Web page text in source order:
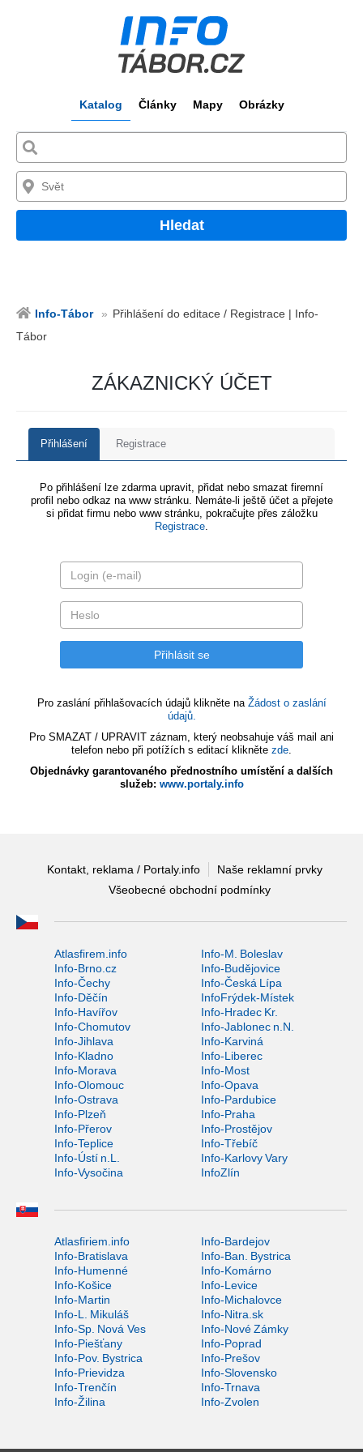
Katalog Články Mapy Obrázky
Hledat
Info-Tábor
Přihlášení do editace / Registrace | Info-
Tábor
ZÁKAZNICKÝ ÚČET
Přihlášení Registrace
Po přihlášení lze zdarma upravit, přidat nebo smazat firemní
profil nebo odkaz na www stránku. Nemáte-li ještě účet a přejete
si přidat firmu nebo www stránku, pokračujte přes záložku
Registrace.
Pro zaslání přihlašovacích údajů klikněte na Žádost o zaslání
údajů.
Pro SMAZAT / UPRAVIT záznam, který neobsahuje váš mail ani
telefon nebo při potížích s editací klikněte zde.
Objednávky garantovaného přednostního umístění a dalších
služeb: www.portaly.info
Kontakt, reklama / Portaly.info
Naše reklamní prvky
Všeobecné obchodní podmínky
Atlasfirem.info
Info-M. Boleslav
Info-Brno.cz
Info-Budějovice
Info-Čechy
Info-Česká Lípa
Info-Děčín
InfoFrýdek-Místek
Info-Havířov
Info-Hradec Kr.
Info-Chomutov
Info-Jablonec n.N.
Info-Jihlava
Info-Karviná
Info-Kladno
Info-Liberec
Info-Morava
Info-Most
Info-Olomouc
Info-Opava
Info-Ostrava
Info-Pardubice
Info-Plzeň
Info-Praha
Info-Přerov
Info-Prostějov
Info-Teplice
Info-Třebíč
Info-Ústí n.L.
Info-Karlovy Vary
Info-Vysočina
InfoZlín
Atlasfiriem.info
Info-Bardejov
Info-Bratislava
Info-Ban. Bystrica
Info-Humenné
Info-Komárno
Info-Košice
Info-Levice
Info-Martin
Info-Michalovce
Info-L. Mikuláš
Info-Nitra.sk
Info-Sp. Nová Ves
Info-Nové Zámky
Info-Piešťany
Info-Poprad
Info-Pov. Bystrica
Info-Prešov
Info-Prievidza
Info-Slovensko
Info-Trenčín
Info-Trnava
Info-Žilina
Info-Zvolen